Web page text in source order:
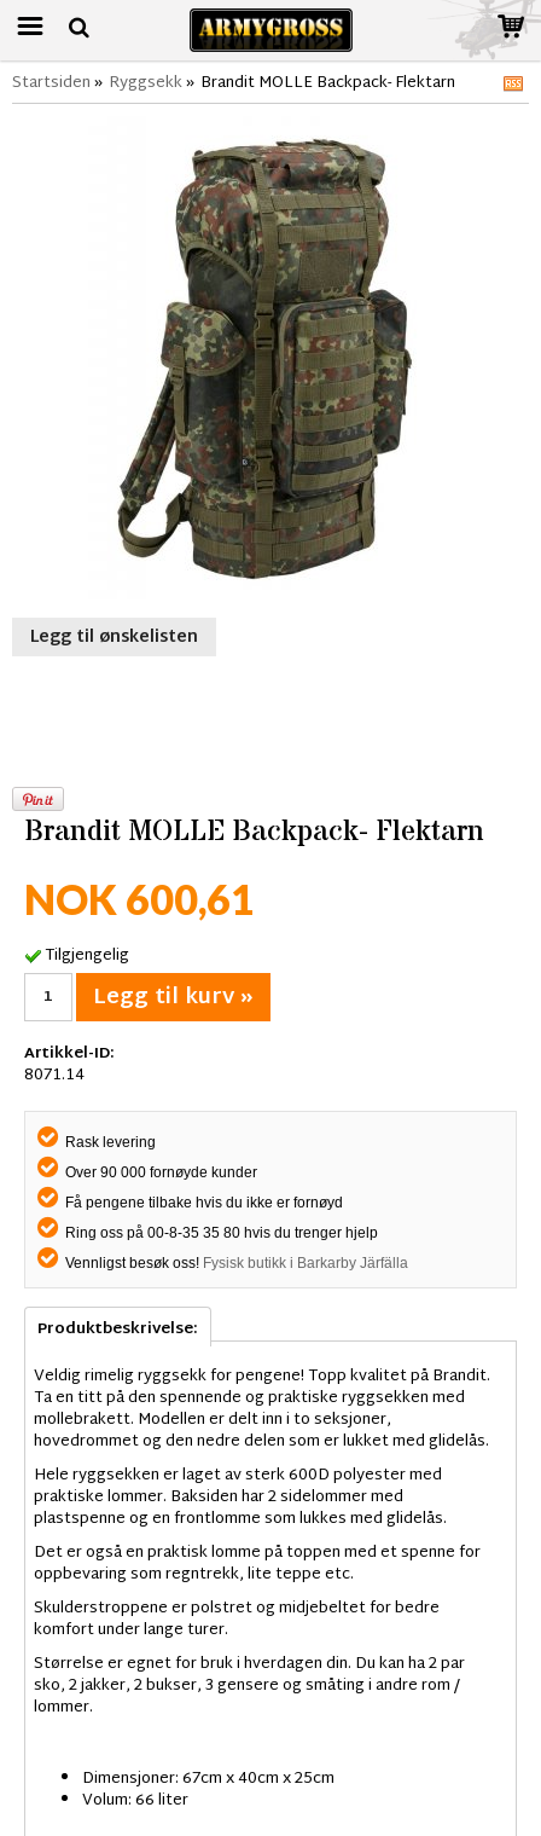
Startsiden» Ryggsekk» Brandit MOLLE Backpack- Flektarn
Legg til ønskelisten
Brandit MOLLE Backpack- Flektarn
NOK 600,61
Tilgjengelig
Legg til kurv »
Artikkel-ID:
8071.14
Rask levering
Over 90 000 fornøyde kunder
Få pengene tilbake hvis du ikke er fornøyd
Ring oss på 00-8-35 35 80 hvis du trenger hjelp
Vennligst besøk oss! Fysisk butikk i Barkarby Järfälla
Produktbeskrivelse:
Veldig rimelig ryggsekk for pengene! Topp kvalitet på Brandit.
Ta en titt på den spennende og praktiske ryggsekken med
mollebrakett. Modellen er delt inn i to seksjoner,
hovedrommet og den nedre delen som er lukket med glidelås.
Hele ryggsekken er laget av sterk 600D polyester med
praktiske lommer. Baksiden har 2 sidelommer med
plastspenne og en frontlomme som lukkes med glidelås.
Det er også en praktisk lomme på toppen med et spenne for
oppbevaring som regntrekk, lite teppe etc.
Skulderstroppene er polstret og midjebeltet for bedre
komfort under lange turer.
Størrelse er egnet for bruk i hverdagen din. Du kan ha 2 par
sko, 2 jakker, 2 bukser, 3 gensere og småting i andre rom /
lommer.
Dimensjoner: 67cm x 40cm x 25cm
Volum: 66 liter